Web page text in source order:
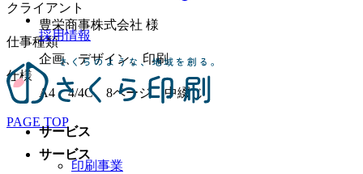
採用情報
サービス
印刷事業
クライアント
豊栄商事株式会社 様
仕事種類
企画、デザイン、印刷
仕様
A4 4/4C 8ページ 中綴じ
PAGE TOP
サービス